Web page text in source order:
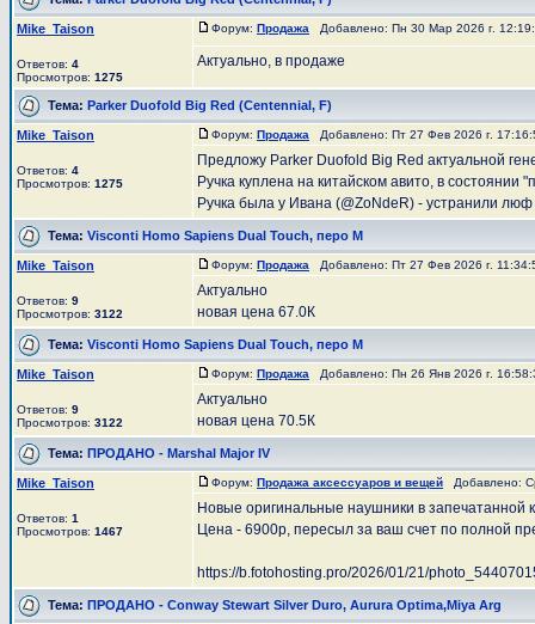
Mike_Taison
Ответов: 4
Просмотров: 1275
Форум: Продажа Добавлено: Пн 30 Мар 2026 г.
Актуально, в продаже
Тема: Parker Duofold Big Red (Centennial, F)
Mike_Taison
Ответов: 4
Просмотров: 1275
Форум: Продажа Добавлено: Пт 27 Фев 2026 г.
Предложу Parker Duofold Big Red актуальной
Ручка куплена на китайском авито, в состоянии
Ручка была у Ивана (@ZoNdeR) - устранили люф
Тема: Visconti Homo Sapiens Dual Touch, перо М
Mike_Taison
Ответов: 9
Просмотров: 3122
Форум: Продажа Добавлено: Пт 27 Фев 2026 г.
Актуально
новая цена 67.0К
Тема: Visconti Homo Sapiens Dual Touch, перо М
Mike_Taison
Ответов: 9
Просмотров: 3122
Форум: Продажа Добавлено: Пн 26 Янв 2026 г.
Актуально
новая цена 70.5К
Тема: ПРОДАНО - Marshal Major IV
Mike_Taison
Ответов: 1
Просмотров: 1467
Форум: Продажа аксессуаров и вещей Добавлено:
Новые оригинальные наушники в запечатанной
Цена - 6900р, пересыл за ваш счет по полной
https://b.fotohosting.pro/2026/01/21/
Тема: ПРОДАНО - Conway Stewart Silver Duro, Aurura Optima,Miya Arg